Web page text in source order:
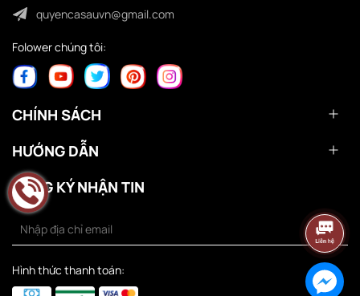
quyencasauvn@gmail.com
Folower chúng tôi:
CHÍNH SÁCH
HƯỚNG DẪN
ĐĂNG KÝ NHẬN TIN
Hình thức thanh toán: